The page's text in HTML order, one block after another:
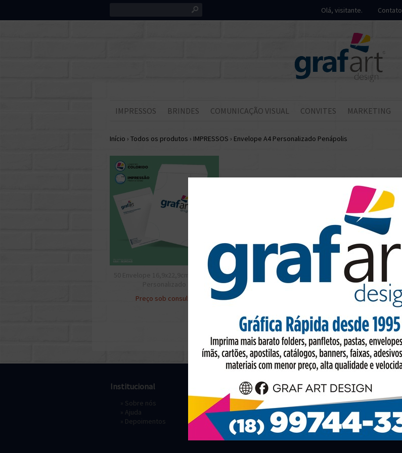
s Olá, visitante. Contato
IMPRESSOS BRINDES COMUNICAÇÃO VISUAL CONVITES MARKETING
Início › Todos os produtos › IMPRESSOS › Envelope A4 Personalizado Penápolis
50 Envelope 16,9x22,9cm Meio A4
Preço sob consulta
Institucional
» Sobre nós
» Ajuda
» Depoimentos
» Depósito em conta
Facebook